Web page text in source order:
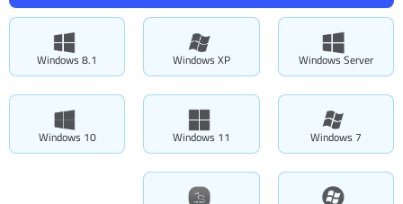
Windows Server
Windows XP
Windows 8.1
Windows 7
Windows 11
Windows 10